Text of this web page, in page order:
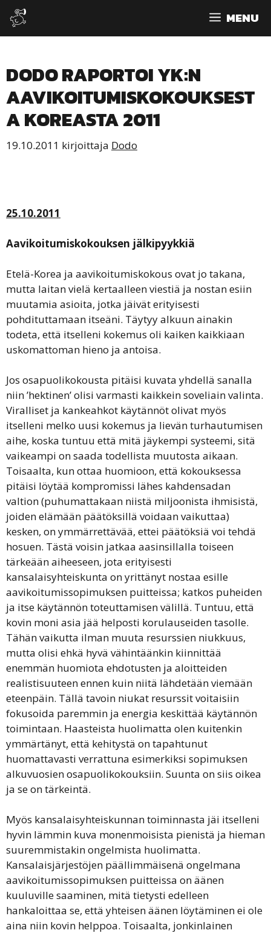
Siirry
sisältöön
MENU
DODO RAPORTOI YK:N
AAVIKOITUMISKOKOUKSEST
A KOREASTA 2011
19.10.2011 kirjoittaja Dodo
25.10.2011
Aavikoitumiskokouksen jälkipyykkiä
Etelä-Korea ja aavikoitumiskokous ovat jo takana,
mutta laitan vielä kertaalleen viestiä ja nostan esiin
muutamia asioita, jotka jäivät erityisesti
pohdituttamaan itseäni. Täytyy alkuun ainakin
todeta, että itselleni kokemus oli kaiken kaikkiaan
uskomattoman hieno ja antoisa.
Jos osapuolikokousta pitäisi kuvata yhdellä sanalla
niin ’hektinen’ olisi varmasti kaikkein soveliain valinta.
Viralliset ja kankeahkot käytännöt olivat myös
itselleni melko uusi kokemus ja lievän turhautumisen
aihe, koska tuntuu että mitä jäykempi systeemi, sitä
vaikeampi on saada todellista muutosta aikaan.
Toisaalta, kun ottaa huomioon, että kokouksessa
pitäisi löytää kompromissi lähes kahdensadan
valtion (puhumattakaan niistä miljoonista ihmisistä,
joiden elämään päätöksillä voidaan vaikuttaa)
kesken, on ymmärrettävää, ettei päätöksiä voi tehdä
hosuen. Tästä voisin jatkaa aasinsillalla toiseen
tärkeään aiheeseen, jota erityisesti
kansalaisyhteiskunta on yrittänyt nostaa esille
aavikoitumissopimuksen puitteissa; katkos puheiden
ja itse käytännön toteuttamisen välillä. Tuntuu, että
kovin moni asia jää helposti korulauseiden tasolle.
Tähän vaikutta ilman muuta resurssien niukkuus,
mutta olisi ehkä hyvä vähintäänkin kiinnittää
enemmän huomiota ehdotusten ja aloitteiden
realistisuuteen ennen kuin niitä lähdetään viemään
eteenpäin. Tällä tavoin niukat resurssit voitaisiin
fokusoida paremmin ja energia keskittää käytännön
toimintaan. Haasteista huolimatta olen kuitenkin
ymmärtänyt, että kehitystä on tapahtunut
huomattavasti verrattuna esimerkiksi sopimuksen
alkuvuosien osapuolikokouksiin. Suunta on siis oikea
ja se on tärkeintä.
Myös kansalaisyhteiskunnan toiminnasta jäi itselleni
hyvin lämmin kuva monenmoisista pienistä ja hieman
suuremmistakin ongelmista huolimatta.
Kansalaisjärjestöjen päällimmäisenä ongelmana
aavikoitumissopimuksen puitteissa on äänen
kuuluville saaminen, mitä tietysti edelleen
hankaloittaa se, että yhteisen äänen löytäminen ei ole
aina niin kovin helppoa. Toisaalta, jonkinlainen